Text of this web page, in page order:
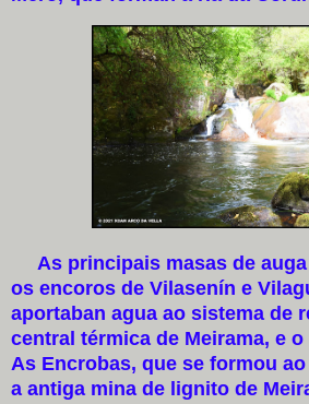
As principais masas de auga
os encoros de Vilasenín e
aportaban agua ao sistema de
central térmica de Meirama, e
As Encrobas, que se formou
a antiga mina de lignito de